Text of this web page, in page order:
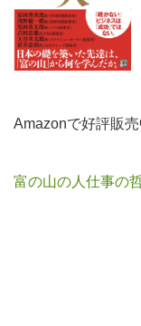
Amazonで好評販売
富の山の人仕事の